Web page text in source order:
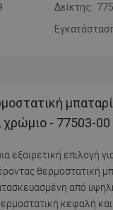
Δείκτης:
- 77503-00
εξαιρετική επιλογή
θερμοστατική
από
κεφαλή